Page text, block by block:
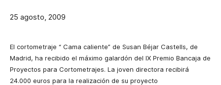
25 agosto, 2009
El cortometraje “ Cama caliente” de Susan Béjar Castells, de
Madrid, ha recibido el máximo galardón del IX Premio Bancaja de
Proyectos para Cortometrajes. La joven directora recibirá
24.000 euros para la realización de su proyecto